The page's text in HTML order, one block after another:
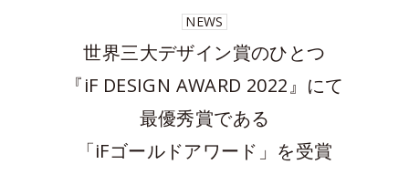
NEWS
世界三大デザイン賞のひとつ
『iF DESIGN AWARD 2022』にて
最優秀賞である
「iFゴールドアワード」を受賞